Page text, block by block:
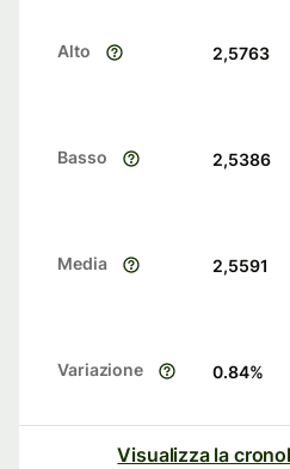
Alto 2,5763
Basso 2,5386
Media 2,5591
Variazione 0.84%
Visualizza la